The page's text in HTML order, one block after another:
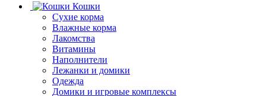
Кошки
Сухие корма
Влажные корма
Лакомства
Витамины
Наполнители
Лежанки и домики
Одежда
Домики и игровые комплексы